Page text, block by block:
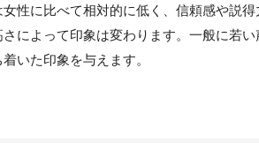
性に比べて相対的に低く、信頼感や説得
によって印象は変わります。一般に若
いた印象を与えます。